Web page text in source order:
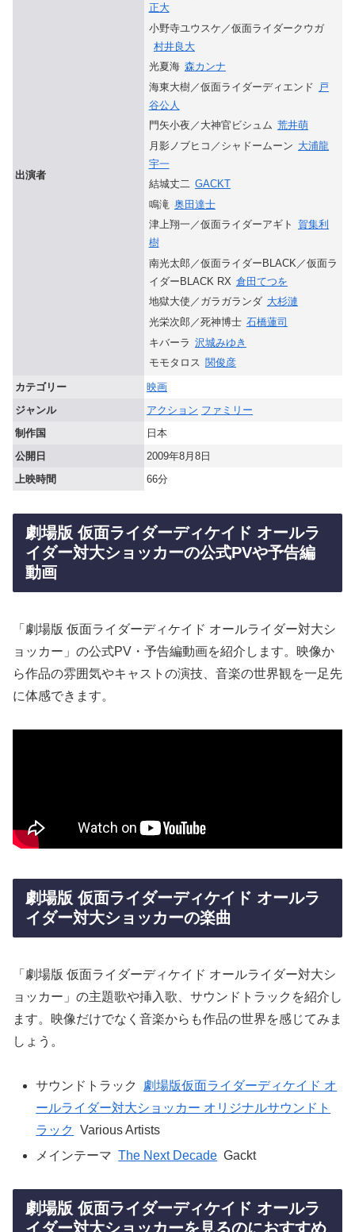
出演者
正大
小野寺ユウスケ／仮面ライダークウガ
村井良大
光夏海 森カンナ
海東大樹／仮面ライダーディエンド 戸
谷公人
門矢小夜／大神官ビシュム 荒井萌
月影ノブヒコ／シャドームーン 大浦龍
宇一
結城丈二 GACKT
鳴滝 奥田達士
津上翔一／仮面ライダーアギト 賀集利
樹
南光太郎／仮面ライダーBLACK／仮面ラ
イダーBLACK RX 倉田てつを
地獄大使／ガラガランダ 大杉漣
光栄次郎／死神博士 石橋蓮司
キバーラ 沢城みゆき
モモタロス 関俊彦
カテゴリー
映画
ジャンル
アクション ファミリー
制作国
日本
公開日
2009年8月8日
上映時間
66分
劇場版 仮面ライダーディケイド オールラ
イダー対大ショッカーの公式PVや予告編
動画
「劇場版 仮面ライダーディケイド オールライダー対大シ
ョッカー」の公式PV・予告編動画を紹介します。映像か
ら作品の雰囲気やキャストの演技、音楽の世界観を一足先
に体感できます。
劇場版 仮面ライダーディケイド オールラ
イダー対大ショッカーの楽曲
「劇場版 仮面ライダーディケイド オールライダー対大シ
ョッカー」の主題歌や挿入歌、サウンドトラックを紹介し
ます。映像だけでなく音楽からも作品の世界を感じてみま
しょう。
サウンドトラック
劇場版仮面ライダーディケイド オ
ールライダー対大ショッカー オリジナルサウンドト
ラック Various Artists
メインテーマ The Next Decade Gackt
劇場版 仮面ライダーディケイド オールラ
イダー対大ショッカーを見るのにおすすめ